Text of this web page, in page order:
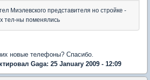
Миэлевского представителя но стройке -
тел-ны поменялись
новые телефоны? Спасибо.
Gaga: 25 January 2009 - 12:09